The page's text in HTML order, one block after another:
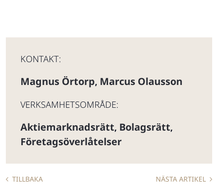
KONTAKT:
Magnus Örtorp, Marcus Olausson
VERKSAMHETSOMRÅDE:
Aktiemarknadsrätt, Bolagsrätt,
Företagsöverlåtelser
TILLBAKA NÄSTA ARTIKEL